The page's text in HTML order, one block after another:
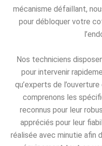
mécanisme défaillant,
pour débloquer votre
Nos techniciens
pour intervenir
qu’experts de
comprenons les
reconnus pour leur
appréciés pour leur
réalisée avec minutie afin